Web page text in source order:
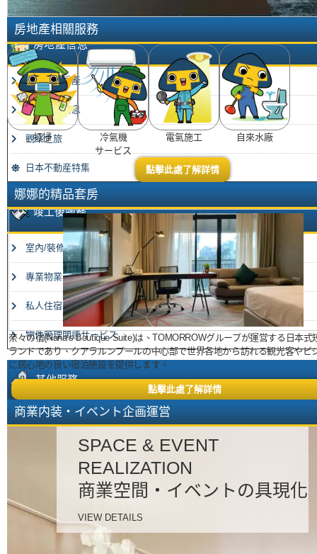
房地產信息
特價出售房產
出租物業信息
觀察之旅
日本不動産特集
竣工後服務
室內/裝修
專業物業管理
私人住宿管理
物件管理関連サービス
其他服務
MM2H/移民
SMM2H・移住
當地子公司的設立和運營
為什麼吉隆坡房產如此受歡迎？
房地產相關服務
打掃
冷氣機
サービス
電氣施工 自來水廠
點擊此處了解詳情
娜娜的精品套房
奈々の宿(Nana’s Boutique Suite)は、TOMORROWグループが運営する日本式
ランドであり、クアラルンプールの中心部で世界各地から訪れる観光客やビ
に居心地の良い宿泊施設を提供します。
點擊此處了解詳情
商業内装・イベント企画運営
SPACE & EVENT
REALIZATION
商業空間・イベントの具現化
VIEW DETAILS